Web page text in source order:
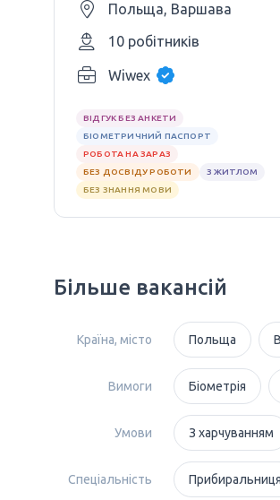
Польща, Варшава
10 робітників
Wiwex
ВІДГУК БЕЗ АНКЕТИ
БІОМЕТРИЧНИЙ ПАСПОРТ
РОБОТА НА ЗАРАЗ
БЕЗ ДОСВІДУ РОБОТИ
З ЖИТЛОМ
БЕЗ ЗНАННЯ МОВИ
Більше вакансій
Країна, місто Польща
Вимоги Біометрія
Умови З харчуванням
Спеціальність Прибиральниця